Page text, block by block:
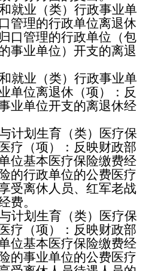
业（类）行政事业单
管理的行政单位离退休
口管理的行政单位（包
事业单位）开支的离退
业（类）行政事业单
单位离退休（项）：反
业单位开支的离退休经
划生育（类）医疗保
疗（项）：反映财政部
位基本医疗保险缴费经
的行政单位的公费医疗
受离休人员、红军老战
费。
划生育（类）医疗保
疗（项）：反映财政部
位基本医疗保险缴费经
的事业单位的公费医疗